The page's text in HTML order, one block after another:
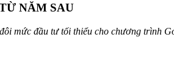
NĂM SAU
mức đầu tư tối thiểu cho chương trình